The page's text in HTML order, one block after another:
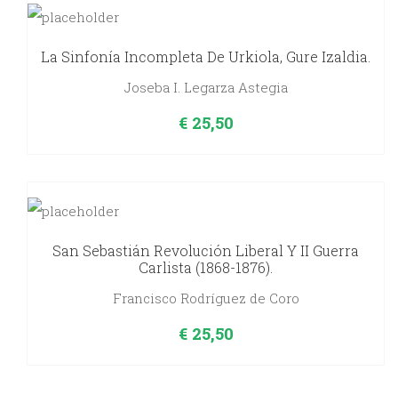
La Sinfonía Incompleta De Urkiola, Gure Izaldia.
Joseba I. Legarza Astegia
€25,50
San Sebastián Revolución Liberal Y II Guerra
Carlista (1868-1876).
Francisco Rodríguez de Coro
€25,50